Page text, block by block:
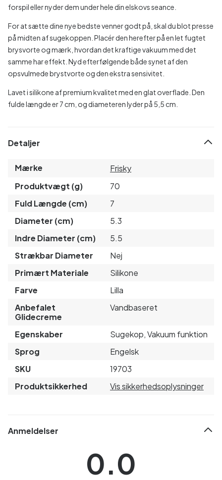
forspil eller nyder dem under hele din elskovs seance.
For at sætte dine nye bedste venner godt på, skal du blot presse
på midten af sugekoppen. Placér den herefter på en let fugtet
brysvorte og mærk, hvordan det kraftige vakuum med det
samme har effekt. Nyd efterfølgende både synet af den
opsvulmede brystvorte og den ekstra sensivitet.
Lavet i silikone af premium kvalitet med en glat overflade. Den
fulde længde er 7 cm, og diameteren lyder på 5,5 cm.
Detaljer
Mærke
Frisky
Produktvægt (g)
70
Fuld Længde (cm)
7
Diameter (cm)
5.3
Indre Diameter (cm)
5.5
Strækbar Diameter
Nej
Primært Materiale
Silikone
Farve
Lilla
Anbefalet
Glidecreme
Vandbaseret
Egenskaber
Sugekop, Vakuum funktion
Sprog
Engelsk
SKU
19703
Produktsikkerhed
Vis sikkerhedsoplysninger
Anmeldelser
0.0